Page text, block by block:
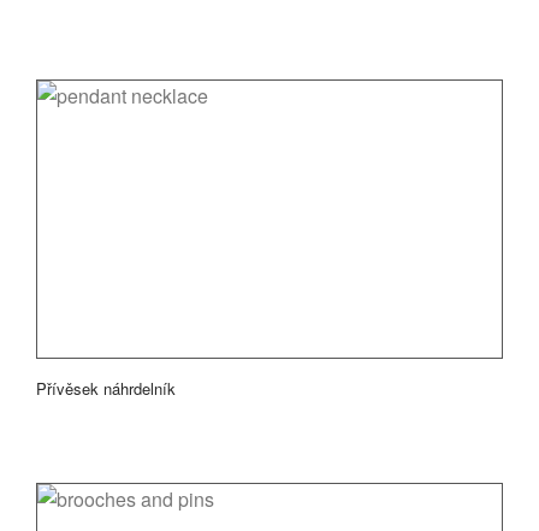
Přívěsek náhrdelník